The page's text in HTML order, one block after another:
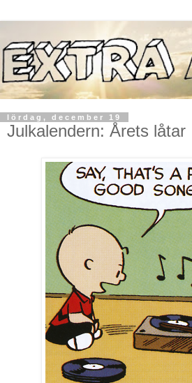
lördag, december 19
Julkalendern: Årets låtar